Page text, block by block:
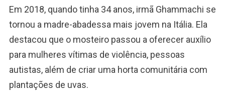
Em 2018, quando tinha 34 anos, irmã Ghammachi se
tornou a madre-abadessa mais jovem na Itália. Ela
destacou que o mosteiro passou a oferecer auxílio
para mulheres vítimas de violência, pessoas
autistas, além de criar uma horta comunitária com
plantações de uvas.